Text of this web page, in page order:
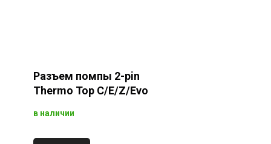
Разъем помпы 2-pin
Thermo Top C/E/Z/Evo
в наличии